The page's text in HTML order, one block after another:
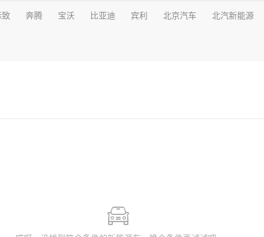
致 奔腾 宝沃 比亚迪 宾利 北京汽车 北汽新能源